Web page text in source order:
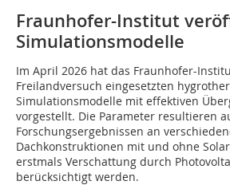
Fraunhofer-Institut
Simulationsmodelle
Im April 2026 hat das Fraunhofer-
Freilandversuch eingesetzten
Simulationsmodelle mit effektiven
vorgestellt. Die Parameter resultieren
Forschungsergebnissen an
Dachkonstruktionen mit und ohne
erstmals Verschattung durch
berücksichtigt werden.